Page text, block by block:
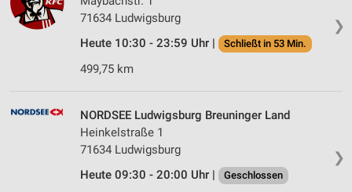
❯
71634 Ludwigsburg
Heute 10:30 - 23:59 Uhr |
Schließt in 53 Min.
499,75 km
❯
NORDSEE Ludwigsburg Breuninger Land
Heinkelstraße 1
71634 Ludwigsburg
Heute 09:30 - 20:00 Uhr |
Geschlossen